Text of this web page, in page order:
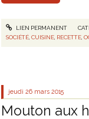
LIEN PERMANENT
SOCIÉTÉ ,CUISINE RECETTE ,
jeudi 26 mars 2015
Mouton aux